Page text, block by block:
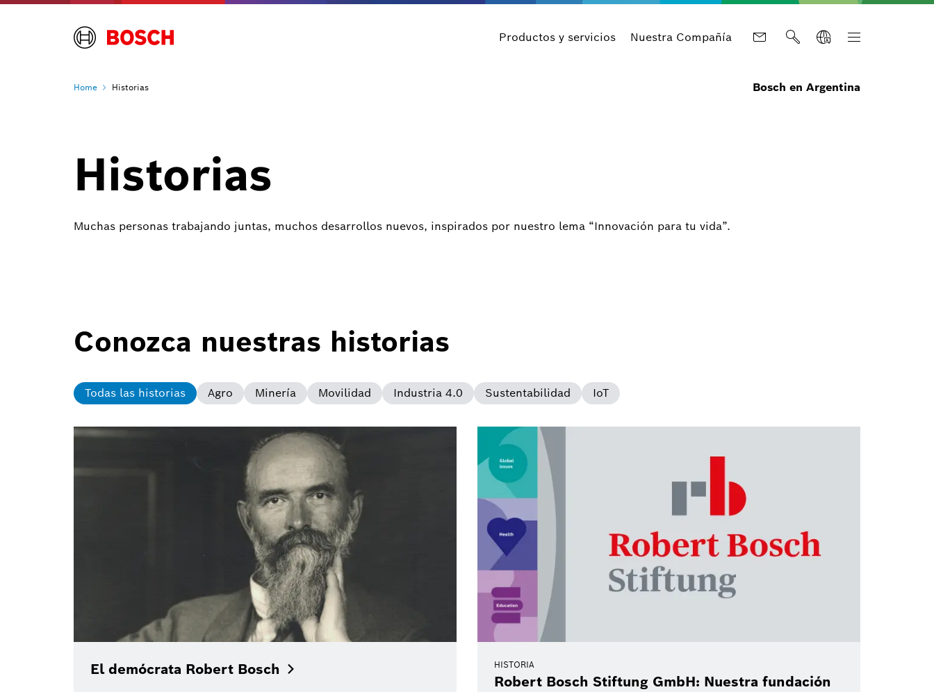
Productos y servicios Nuestra Compañía
Home Historias Bosch en Argentina
Historias
Muchas personas trabajando juntas, muchos desarrollos nuevos, inspirados por nuestro lema “Innovación para tu vida”.
Conozca nuestras historias
Todas las historias Agro Minería Movilidad Industria 4.0 Sustentabilidad IoT
El demócrata Robert Bosch HISTORIA
Robert Bosch Stiftung GmbH: Nuestra fundación